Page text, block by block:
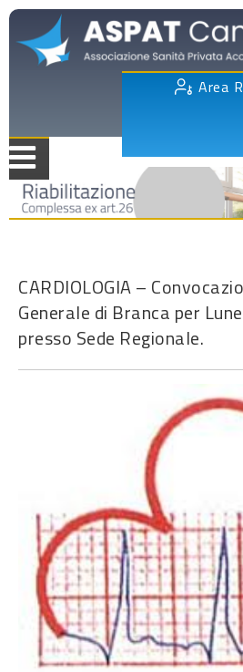
Area
CARDIOLOGIA –
Generale di Branca per
presso Sede Regionale.